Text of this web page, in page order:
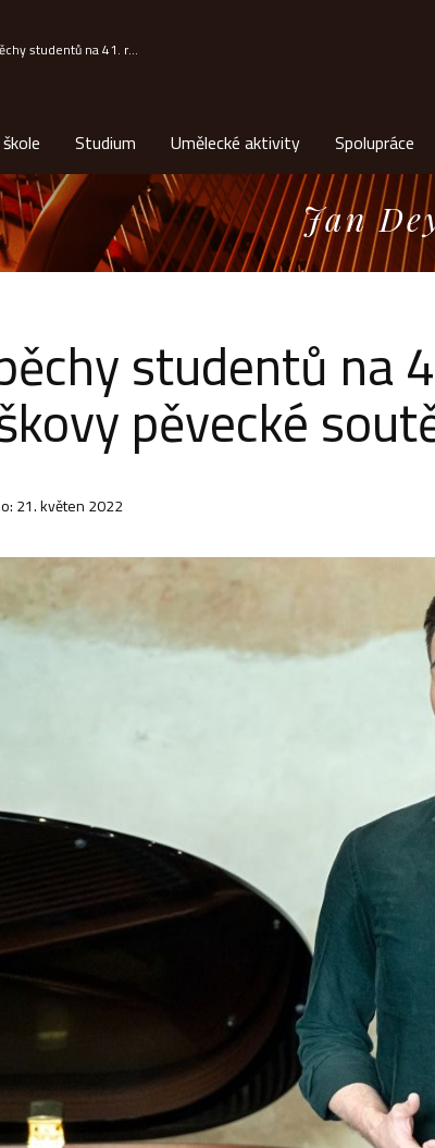
studentů na 41. r...
Studium Umělecké aktivity Spolupráce
Jan
studentů na
pěvecké
21. květen 2022